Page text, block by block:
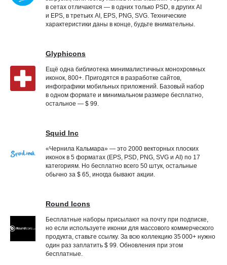
в сетах отличаются — в одних только PSD, в других AI
и EPS, в третьих AI, EPS, PNG, SVG. Технические
характеристики даны в конце, будьте внимательны.
Glyphicons
Ещё одна библиотека минималистичных монохромных
иконок, 800+. Пригодятся в разработке сайтов,
инфографики мобильных приложений. Базовый набор
в одном формате и минимальном размере бесплатно,
остальное — $ 99.
Squid Inc
«Чернила Кальмара» — это 2000 векторных плоских
иконок в 5 форматах (EPS, PSD, PNG, SVG и AI) по 17
категориям. Но бесплатно всего 50 штук, остальные
обычно за $ 65, иногда бывают акции.
Round Icons
Бесплатные наборы присылают на почту при подписке,
но если используете иконки для массового коммерческого
продукта, ставьте ссылку. За всю коллекцию 35 000+ нужно
один раз заплатить $ 99. Обновления при этом
бесплатные.